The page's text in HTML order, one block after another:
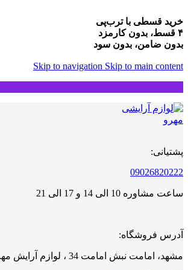
خرید قسطی با ترب‌پی
۴ قسط، بدون کارمزد
بدون ضامن، بدون سود
Skip to navigation Skip to main content
پشتیانی:
09026820222
ساعت مشاوره 10 الی 14 و 17 الی 21
آدرس فروشگاه:
مشهد، امامت نبش امامت 34 ، لوازم آرایش مهرو